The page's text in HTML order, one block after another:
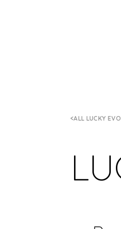
ALL LUCKY